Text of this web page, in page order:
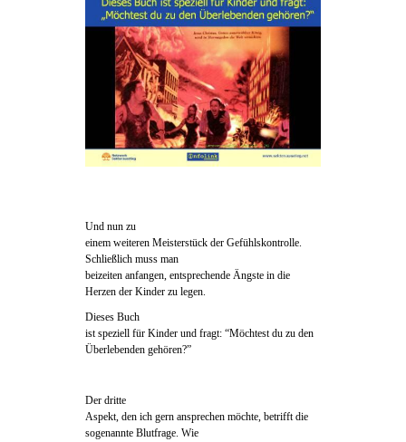
Und nun zu
einem weiteren Meisterstück der Gefühlskontrolle.
Schließlich muss man
beizeiten anfangen, entsprechende Ängste in die
Herzen der Kinder zu legen.
Dieses Buch
ist speziell für Kinder und fragt: “Möchtest du zu den
Überlebenden gehören?”
Der dritte
Aspekt, den ich gern ansprechen möchte, betrifft die
sogenannte Blutfrage. Wie